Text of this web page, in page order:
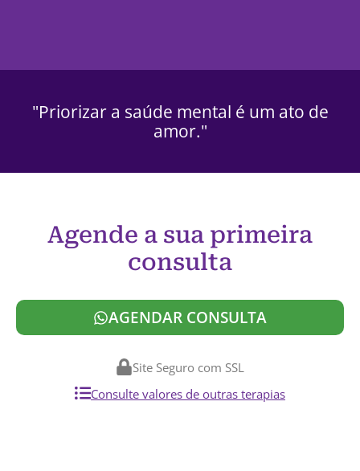
"Priorizar a saúde mental é um ato de
amor."
Agende a sua primeira
consulta
AGENDAR CONSULTA
Site Seguro com SSL
Consulte valores de outras terapias